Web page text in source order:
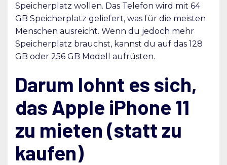
Speicherplatz wollen. Das Telefon wird mit 64
GB Speicherplatz geliefert, was für die meisten
Menschen ausreicht. Wenn du jedoch mehr
Speicherplatz brauchst, kannst du auf das 128
GB oder 256 GB Modell aufrüsten.
Darum lohnt es sich,
das Apple iPhone 11
zu mieten (statt zu
kaufen)